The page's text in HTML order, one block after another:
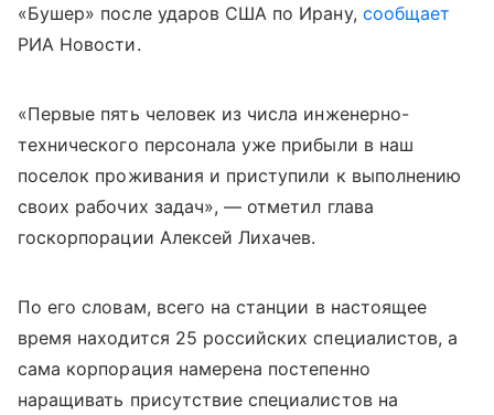
«Бушер» после ударов США по Ирану, сообщает
РИА Новости.
«Первые пять человек из числа инженерно-
технического персонала уже прибыли в наш
поселок проживания и приступили к выполнению
своих рабочих задач», — отметил глава
госкорпорации Алексей Лихачев.
По его словам, всего на станции в настоящее
время находится 25 российских специалистов, а
сама корпорация намерена постепенно
наращивать присутствие специалистов на